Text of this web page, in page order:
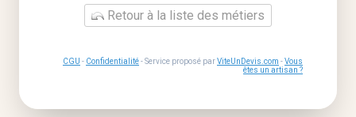
Retour à la liste des métiers
CGU - Confidentialité- Service proposé parViteUnDevis.com -Vous
êtes un artisan ?